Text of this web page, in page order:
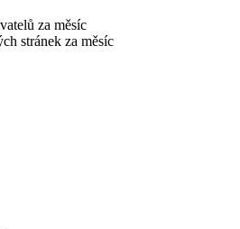
za měsíc
stránek za měsíc